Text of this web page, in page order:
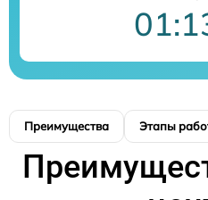
Преимущества Этапы